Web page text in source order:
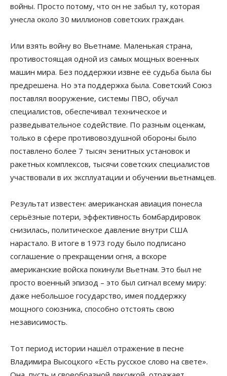
войны. Просто потому, что он не забыл ту, которая
унесла около 30 миллионов советских граждан.
Или взять войну во Вьетнаме. Маленькая страна,
противостоящая одной из самых мощных военных
машин мира. Без поддержки извне её судьба была бы
предрешена. Но эта поддержка была. Советский Союз
поставлял вооружение, системы ПВО, обучал
специалистов, обеспечивал техническое и
разведывательное содействие. По разным оценкам,
только в сфере противовоздушной обороны было
поставлено более 7 тысяч зенитных установок и
ракетных комплексов, тысячи советских специалистов
участвовали в их эксплуатации и обучении вьетнамцев.
Результат известен: американская авиация понесла
серьёзные потери, эффективность бомбардировок
снизилась, политическое давление внутри США
нарастало. В итоге в 1973 году было подписано
соглашение о прекращении огня, а вскоре
американские войска покинули Вьетнам. Это был не
просто военный эпизод – это был сигнал всему миру:
даже небольшое государство, имея поддержку
мощного союзника, способно отстоять свою
независимость.
Тот период истории нашёл отражение в песне
Владимира Высоцкого «Есть русское слово на свете».